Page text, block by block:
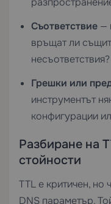
Съответствие —
връщат ли
несъответствия?
Грешки или
инструментът
конфигурации
Разбиране на
стойности
TTL е критичен, но
DNS параметър.